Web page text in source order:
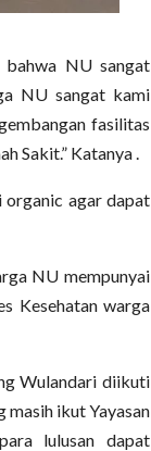
bahwa NU sangat
NU sangat kami
fasilitas
Sakit.” Katanya .
organic agar dapat
NU mempunyai
Kesehatan warga
Wulandari diikuti
masih ikut Yayasan
lulusan dapat